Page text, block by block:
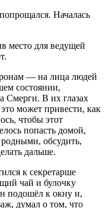
Началась
место для ведущей
— на лица людей
состоянии,
Смерги. В их глазах
может привести, как
чтобы этот
попасть домой,
обсудить,
дальше.
к секретарше
чай и булочку
подошёл к окну и,
думал о том, что